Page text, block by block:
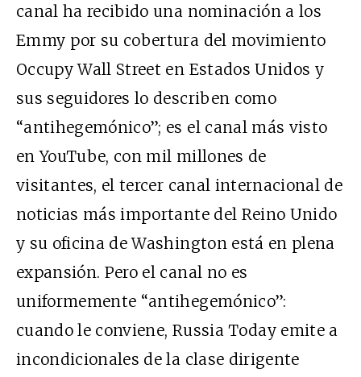
canal ha recibido una nominación a los
Emmy por su cobertura del movimiento
Occupy Wall Street en Estados Unidos y
sus seguidores lo describen como
“antihegemónico”; es el canal más visto
en YouTube, con mil millones de
visitantes, el tercer canal internacional de
noticias más importante del Reino Unido
y su oficina de Washington está en plena
expansión. Pero el canal no es
uniformemente “antihegemónico”:
cuando le conviene, Russia Today emite a
incondicionales de la clase dirigente